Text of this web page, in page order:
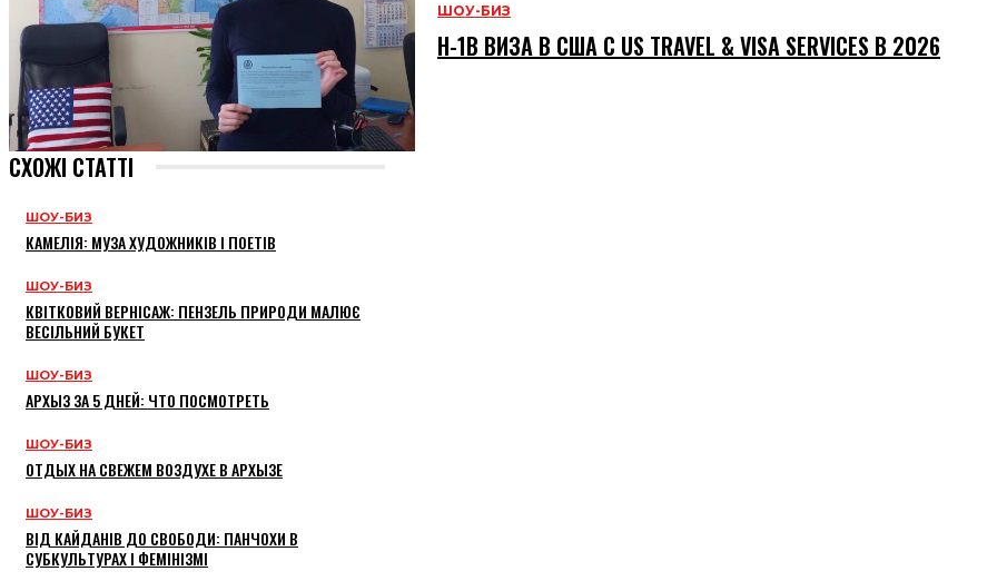
ШОУ-БИЗ
H-1B ВИЗА В США С US TRAVEL & VISA SERVICES В 2026
СХОЖІ СТАТТІ
ШОУ-БИЗ
КАМЕЛІЯ: МУЗА ХУДОЖНИКІВ І ПОЕТІВ
ШОУ-БИЗ
КВІТКОВИЙ ВЕРНІСАЖ: ПЕНЗЕЛЬ ПРИРОДИ МАЛЮЄ
ВЕСІЛЬНИЙ БУКЕТ
ШОУ-БИЗ
АРХЫЗ ЗА 5 ДНЕЙ: ЧТО ПОСМОТРЕТЬ
ШОУ-БИЗ
ОТДЫХ НА СВЕЖЕМ ВОЗДУХЕ В АРХЫЗЕ
ШОУ-БИЗ
ВІД КАЙДАНІВ ДО СВОБОДИ: ПАНЧОХИ В
СУБКУЛЬТУРАХ І ФЕМІНІЗМІ